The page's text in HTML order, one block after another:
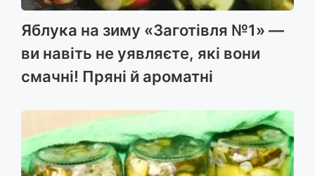
Яблука на зиму «Заготівля №1» —
ви навіть не уявляєте, які вони
смачні! Пряні й ароматні